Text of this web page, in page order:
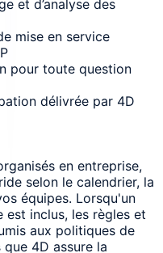
et d’analyse des
mise en service
pour toute question
délivrée par 4D
en entreprise,
selon le calendrier, la
équipes. Lorsqu'un
inclus, les règles et
aux politiques de
4D assure la